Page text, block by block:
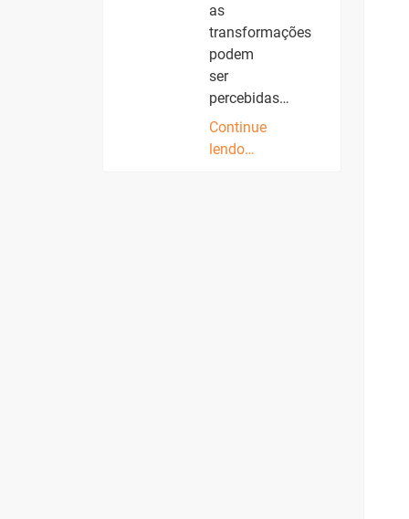
as
transformações
podem
ser
percebidas…
Continue
lendo…